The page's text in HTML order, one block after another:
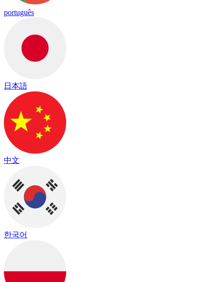
português
日本語
中文
한국어